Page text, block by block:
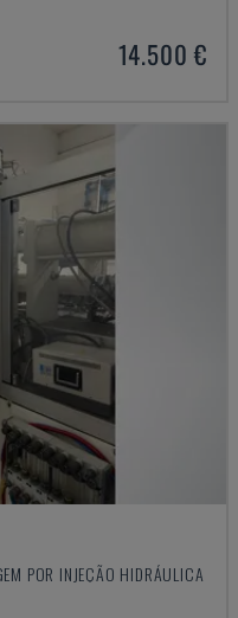
14.500 €
POR INJEÇÃO HIDRÁULICA